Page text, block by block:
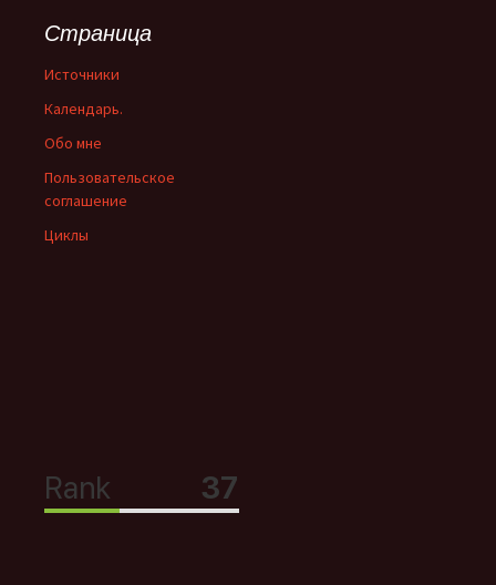
Страница
Источники
Календарь.
Обо мне
Пользовательское
соглашение
Циклы